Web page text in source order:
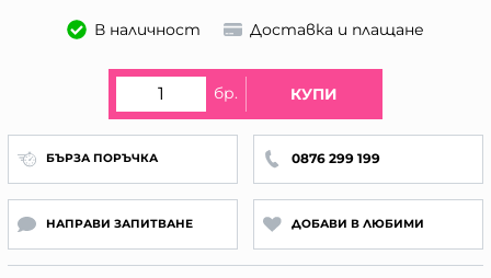
В наличност Доставка и плащане
бр. КУПИ
БЪРЗА ПОРЪЧКА 0876 299 199
НАПРАВИ ЗАПИТВАНЕ ДОБАВИ В ЛЮБИМИ